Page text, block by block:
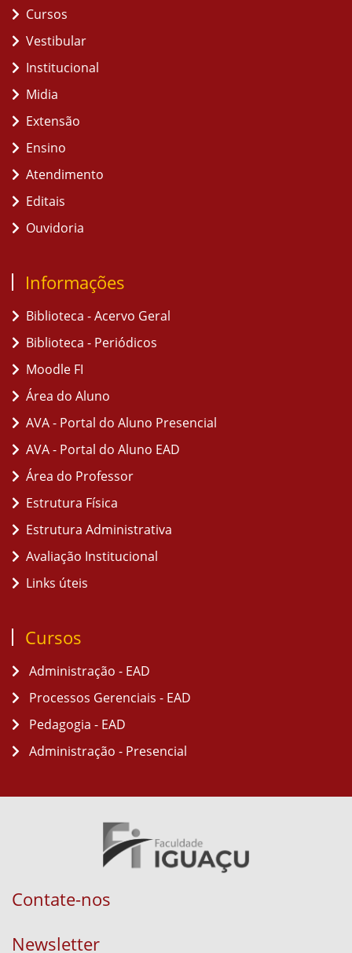
Cursos
Vestibular
Institucional
Midia
Extensão
Ensino
Atendimento
Editais
Ouvidoria
Informações
Biblioteca - Acervo Geral
Biblioteca - Periódicos
Moodle FI
Área do Aluno
AVA - Portal do Aluno Presencial
AVA - Portal do Aluno EAD
Área do Professor
Estrutura Física
Estrutura Administrativa
Avaliação Institucional
Links úteis
Cursos
Administração - EAD
Processos Gerenciais - EAD
Pedagogia - EAD
Administração - Presencial
Contate-nos
Newsletter